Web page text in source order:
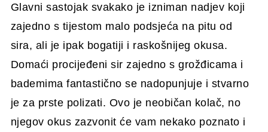
Glavni sastojak svakako je izniman nadjev koji
zajedno s tijestom malo podsjeća na pitu od
sira, ali je ipak bogatiji i raskošnijeg okusa.
Domaći procijeđeni sir zajedno s grožđicama i
bademima fantastično se nadopunjuje i stvarno
je za prste polizati. Ovo je neobičan kolač, no
njegov okus zazvonit će vam nekako poznato i